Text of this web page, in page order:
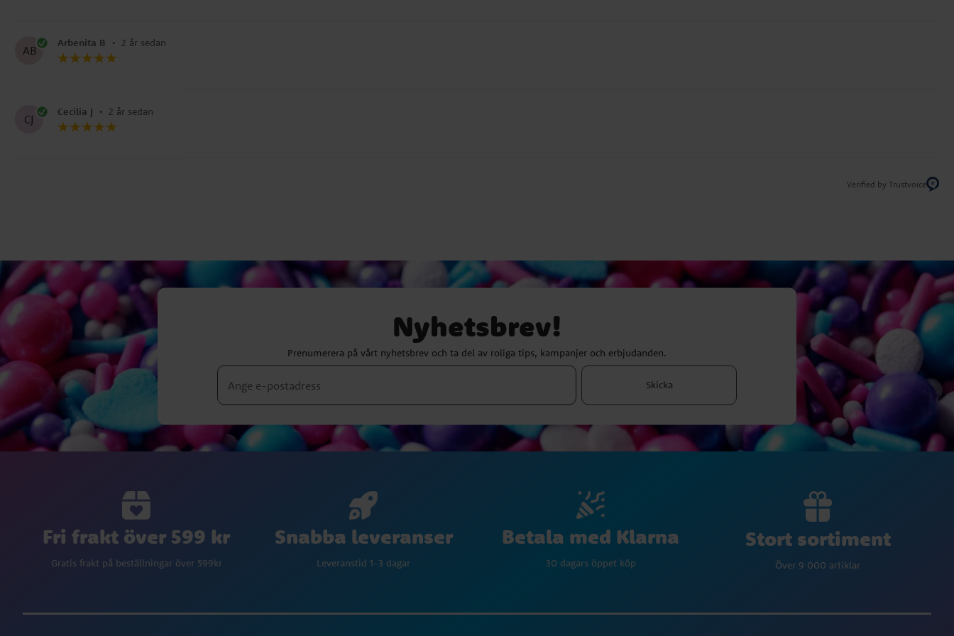
AB
Arbenita B • 2 år sedan
CJ
Cecilia J • 2 år sedan
Verified by Trustvoice
Nyhetsbrev!
Prenumerera på vårt nyhetsbrev och ta del av roliga tips, kampanjer och erbjudanden.
Skicka
Fri frakt över 599 kr
Gratis frakt på beställningar över 599kr
Snabba leveranser
Leveranstid 1-3 dagar
Betala med Klarna
30 dagars öppet köp
Stort sortiment
Över 9 000 artiklar